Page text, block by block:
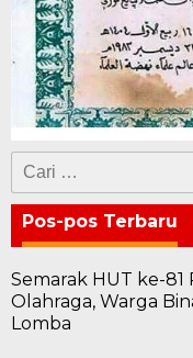
Cari
untuk:
Pos-pos Terbaru
Semarak HUT ke-81
Olahraga, Warga
Lomba